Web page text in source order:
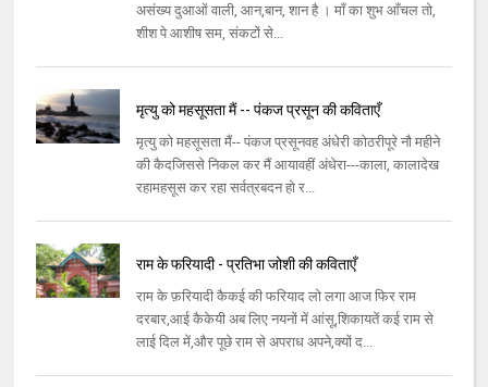
असंख्य दुआओं वाली, आन,बान, शान है । माँ का शुभ आँचल तो,
शीश पे आशीष सम, संकटों से...
मृत्यु को महसूसता मैं -- पंकज प्रसून की कविताएँ
मृत्यु को महसूसता मैं-- पंकज प्रसूनवह अंधेरी कोठरीपूरे नौ महीने
की कैदजिससे निकल कर मैं आयावहीं अंधेरा---काला, कालादेख
रहामहसूस कर रहा सर्वत्रबदन हो र...
राम के फरियादी - प्रतिभा जोशी की कविताएँ
राम के फ़रियादी कैकई की फरियाद लो लगा आज फिर राम
दरबार,आई कैकेयी अब लिए नयनों में आंसू,शिकायतें कई राम से
लाई दिल में,और पूछे राम से अपराध अपने,क्यों द...